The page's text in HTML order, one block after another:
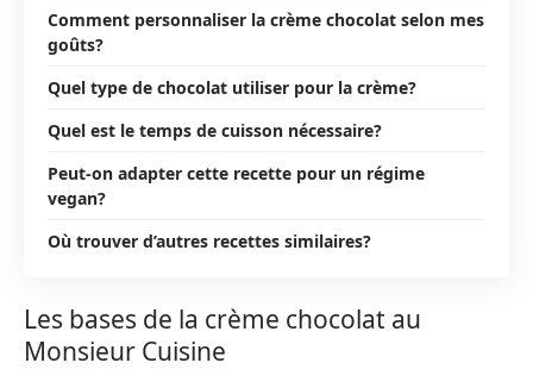
Comment personnaliser la crème chocolat selon mes
goûts?
Quel type de chocolat utiliser pour la crème?
Quel est le temps de cuisson nécessaire?
Peut-on adapter cette recette pour un régime
vegan?
Où trouver d’autres recettes similaires?
Les bases de la crème chocolat au
Monsieur Cuisine